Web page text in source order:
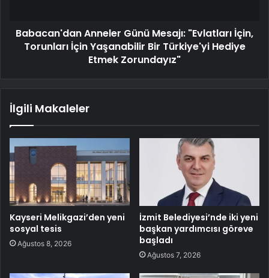
Babacan'dan Anneler Günü Mesajı: "Evlatları İçin,
Torunları İçin Yaşanabilir Bir Türkiye'yi Hediye
Etmek Zorundayız"
İlgili Makaleler
Kayseri Melikgazi’den yeni
sosyal tesis
Ağustos 8, 2026
İzmit Belediyesi’nde iki yeni
başkan yardımcısı göreve
başladı
Ağustos 7, 2026